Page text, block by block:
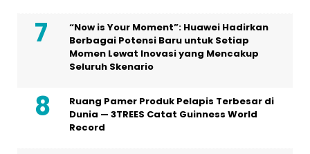
“Now is Your Moment”: Huawei Hadirkan
Berbagai Potensi Baru untuk Setiap
Momen Lewat Inovasi yang Mencakup
Seluruh Skenario
Ruang Pamer Produk Pelapis Terbesar di
Dunia — 3TREES Catat Guinness World
Record